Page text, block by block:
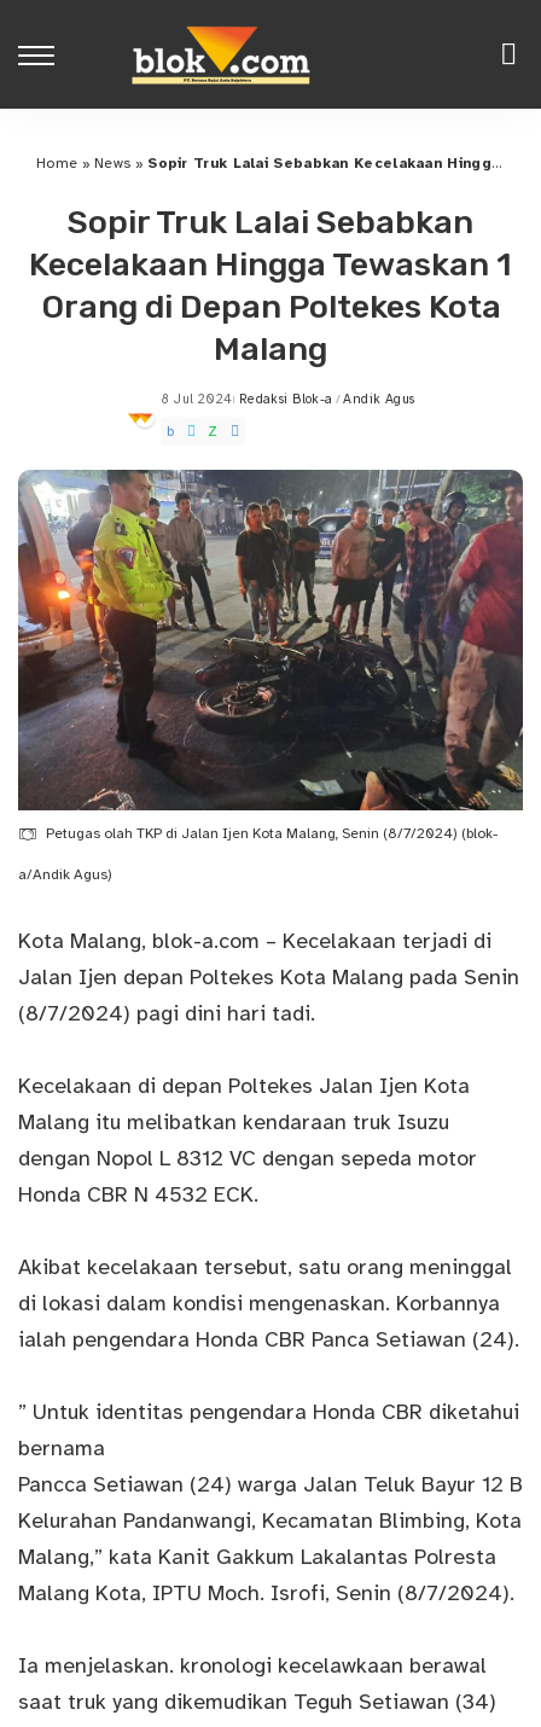
Home »News » Sopir Truk Lalai Sebabkan Kecelakaan Hingga Tewaskan 1 Orang di Depan Poltekes Kota Malang
Sopir Truk Lalai Sebabkan
Kecelakaan Hingga Tewaskan 1
Orang di Depan Poltekes Kota
Malang
8 Jul 2024
Posted
by
Redaksi Blok-a Andik Agus
Petugas olah TKP di Jalan Ijen Kota Malang, Senin (8/7/2024) (blok-
a/Andik Agus)
Kota Malang, blok-a.com – Kecelakaan terjadi di
Jalan Ijen depan Poltekes Kota Malang pada Senin
(8/7/2024) pagi dini hari tadi.
Kecelakaan di depan Poltekes Jalan Ijen Kota
Malang itu melibatkan kendaraan truk Isuzu
dengan Nopol L 8312 VC dengan sepeda motor
Honda CBR N 4532 ECK.
Akibat kecelakaan tersebut, satu orang meninggal
di lokasi dalam kondisi mengenaskan. Korbannya
ialah pengendara Honda CBR Panca Setiawan (24).
” Untuk identitas pengendara Honda CBR diketahui
bernama
Pancca Setiawan (24) warga Jalan Teluk Bayur 12 B
Kelurahan Pandanwangi, Kecamatan Blimbing, Kota
Malang,” kata Kanit Gakkum Lakalantas Polresta
Malang Kota, IPTU Moch. Isrofi, Senin (8/7/2024).
Ia menjelaskan. kronologi kecelawkaan berawal
saat truk yang dikemudikan Teguh Setiawan (34)